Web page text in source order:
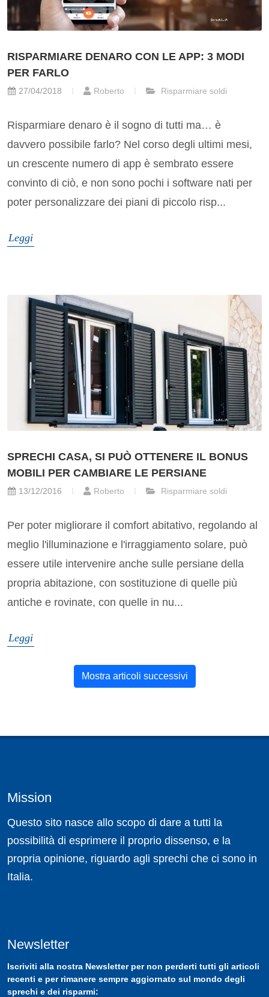
RISPARMIARE DENARO CON LE APP: 3 MODI
PER FARLO
27/04/2018 Roberto Risparmiare soldi
Risparmiare denaro è il sogno di tutti ma… è
davvero possibile farlo? Nel corso degli ultimi mesi,
un crescente numero di app è sembrato essere
convinto di ciò, e non sono pochi i software nati per
poter personalizzare dei piani di piccolo risp...
Leggi
SPRECHI CASA, SI PUÒ OTTENERE IL BONUS
MOBILI PER CAMBIARE LE PERSIANE
13/12/2016 Roberto Risparmiare soldi
Per poter migliorare il comfort abitativo, regolando al
meglio l'illuminazione e l'irraggiamento solare, può
essere utile intervenire anche sulle persiane della
propria abitazione, con sostituzione di quelle più
antiche e rovinate, con quelle in nu...
Leggi
Mostra articoli successivi
Mission
Questo sito nasce allo scopo di dare a tutti la
possibilità di esprimere il proprio dissenso, e la
propria opinione, riguardo agli sprechi che ci sono in
Italia.
Newsletter
Iscriviti alla nostra Newsletterper non perderti tutti gli articoli
recenti e per rimanere sempre aggiornato sul mondo degli
sprechi e dei risparmi: